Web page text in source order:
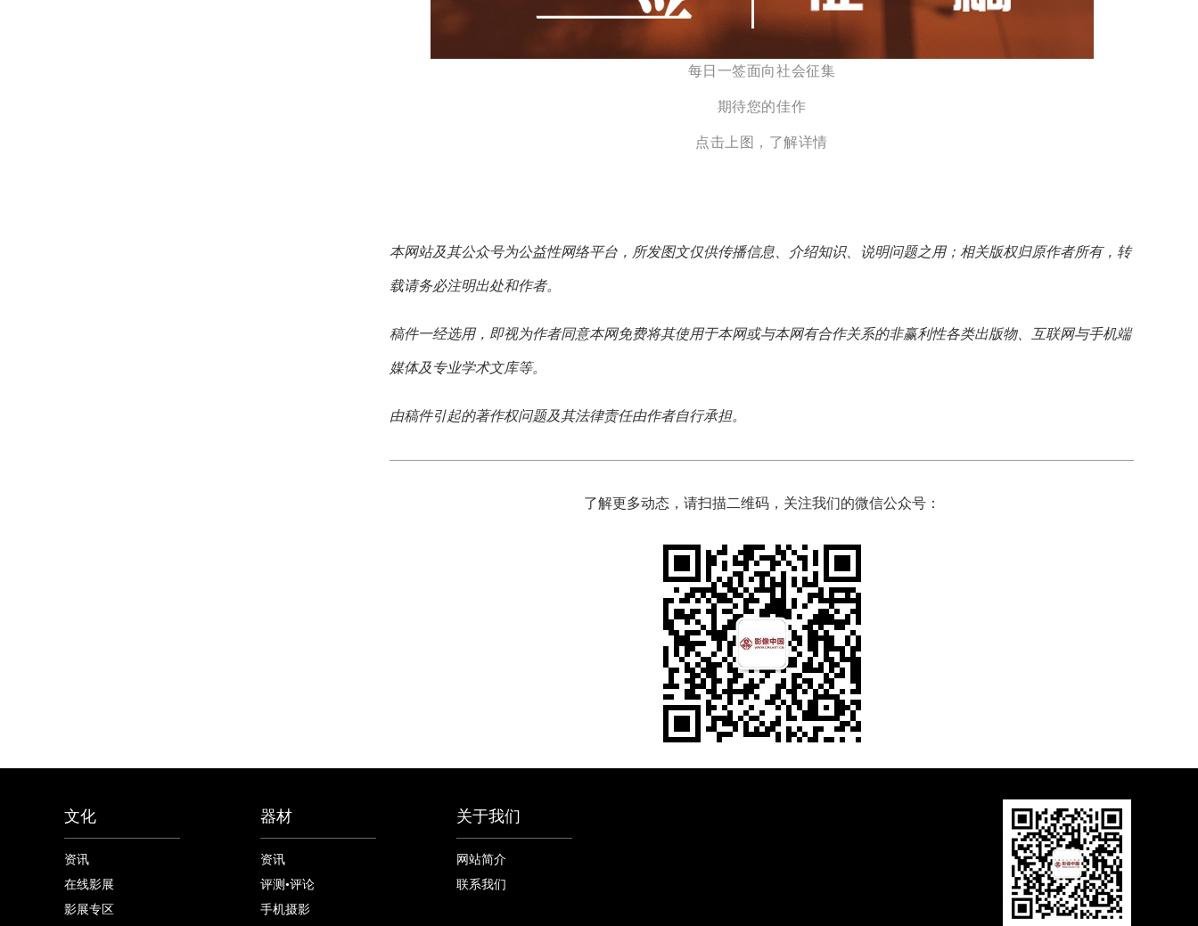
每日一签面向社会征集
期待您的佳作
点击上图，了解详情
本网站及其公众号为公益性网络平台，所发图文仅供传播信息、介绍知识、说明问题之用；相关版权归原作者所有，转
载请务必注明出处和作者。
稿件一经选用，即视为作者同意本网免费将其使用于本网或与本网有合作关系的非赢利性各类出版物、互联网与手机端
媒体及专业学术文库等。
由稿件引起的著作权问题及其法律责任由作者自行承担。
了解更多动态，请扫描二维码，关注我们的微信公众号：
文化
资讯
在线影展
影展专区
器材
资讯
评测•评论
手机摄影
关于我们
网站简介
联系我们